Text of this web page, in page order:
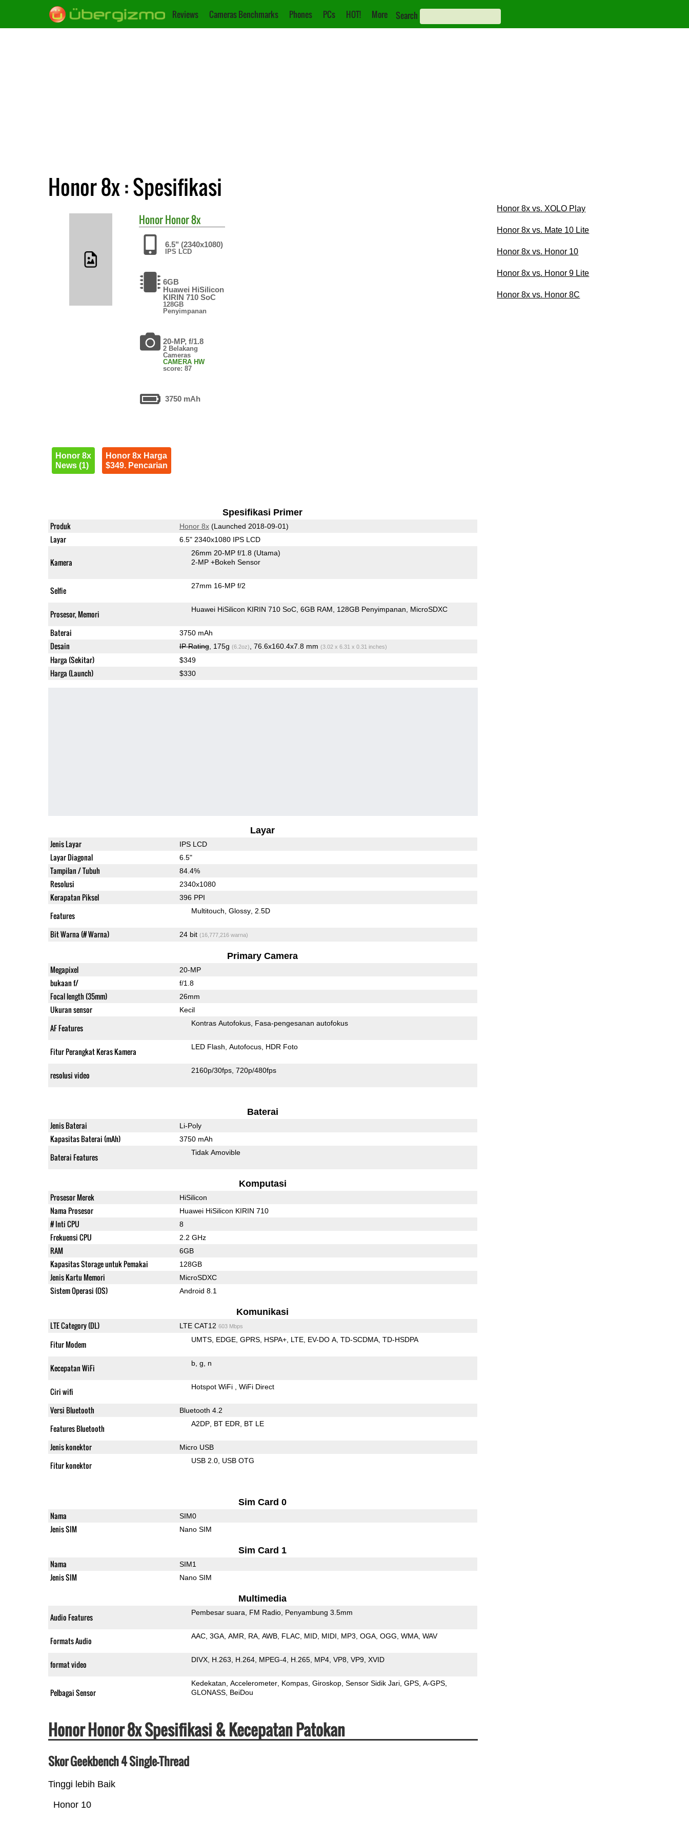
Reviews Cameras Benchmarks Phones PCs HOT! More Search
Honor 8x : Spesifikasi
HonorHonor 8x
6.5" (2340x1080)
IPS LCD
6GB
Huawei HiSilicon
KIRIN 710 SoC
128GB
Penyimpanan
20-MP, f/1.8
2 Belakang
Cameras
CAMERA HW
score: 87
3750 mAh
Honor 8x
News (1)
Honor 8x Harga
$349. Pencarian
Spesifikasi Primer
Produk Honor 8x(Launched 2018-09-01)
Layar 6.5" 2340x1080 IPS LCD
Kamera
26mm 20-MP f/1.8 (Utama)
2-MP +Bokeh Sensor
Selfie 27mm 16-MP f/2
Prosesor, Memori Huawei HiSilicon KIRIN 710 SoC 6GB RAM 128GB Penyimpanan MicroSDXC
Baterai 3750 mAh
Desain IP Rating, 175g (6.2oz) , 76.6x160.4x7.8 mm (3.02 x 6.31 x 0.31 inches)
Harga (Sekitar) $349
Harga (Launch) $330
Layar
Jenis Layar IPS LCD
Layar Diagonal 6.5"
Tampilan / Tubuh 84.4%
Resolusi 2340x1080
Kerapatan Piksel 396 PPI
Features Multitouch Glossy 2.5D
Bit Warna (# Warna) 24 bit (16,777,216 warna)
Primary Camera
Megapixel 20-MP
bukaan f/ f/1.8
Focal length (35mm) 26mm
Ukuran sensor Kecil
AF Features Kontras Autofokus Fasa-pengesanan autofokus
Fitur Perangkat Keras Kamera LED Flash Autofocus HDR Foto
resolusi video 2160p/30fps 720p/480fps
Baterai
Jenis Baterai Li-Poly
Kapasitas Baterai (mAh) 3750 mAh
Baterai Features Tidak Amovible
Komputasi
Prosesor Merek HiSilicon
Nama Prosesor Huawei HiSilicon KIRIN 710
# Inti CPU 8
Frekuensi CPU 2.2 GHz
RAM 6GB
Kapasitas Storage untuk Pemakai 128GB
Jenis Kartu Memori MicroSDXC
Sistem Operasi (OS) Android 8.1
Komunikasi
LTE Category (DL) LTE CAT12 603 Mbps
Fitur Modem UMTS EDGE GPRS HSPA+ LTE EV-DO A TD-SCDMA TD-HSDPA
Kecepatan WiFi b g n
Ciri wifi Hotspot WiFi WiFi Direct
Versi Bluetooth Bluetooth 4.2
Features Bluetooth A2DP BT EDR BT LE
Jenis konektor Micro USB
Fitur konektor USB 2.0 USB OTG
Sim Card 0
Nama SIM0
Jenis SIM Nano SIM
Sim Card 1
Nama SIM1
Jenis SIM Nano SIM
Multimedia
Audio Features Pembesar suara FM Radio Penyambung 3.5mm
Formats Audio AAC 3GA AMR RA AWB FLAC MID MIDI MP3 OGA OGG WMA WAV
format video DIVX H.263 H.264 MPEG-4 H.265 MP4 VP8 VP9 XVID
Pelbagai Sensor
Kedekatan Accelerometer Kompas Giroskop Sensor Sidik Jari GPS A-GPS
GLONASS BeiDou
Honor Honor 8x Spesifikasi & Kecepatan Patokan
Skor Geekbench 4 Single-Thread
Tinggi lebih Baik
Honor 10
Honor 8x vs. XOLO Play
Honor 8x vs. Mate 10 Lite
Honor 8x vs. Honor 10
Honor 8x vs. Honor 9 Lite
Honor 8x vs. Honor 8C